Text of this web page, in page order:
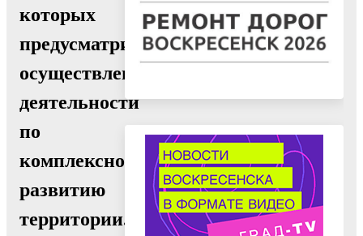
которых
предусматривается
осуществление
деятельности
по
комплексному
развитию
территории.